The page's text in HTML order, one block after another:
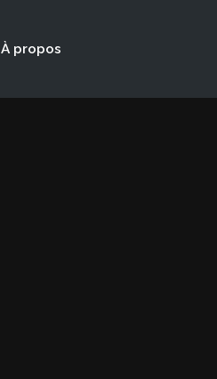
À propos